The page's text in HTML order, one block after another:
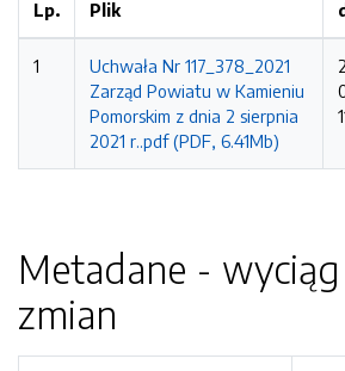
Lp. Plik
1
Uchwała Nr 117_378_2021
Zarząd Powiatu w Kamieniu
Pomorskim z dnia 2 sierpnia
2021 r..pdf (PDF, 6.41Mb)
Metadane -
zmian